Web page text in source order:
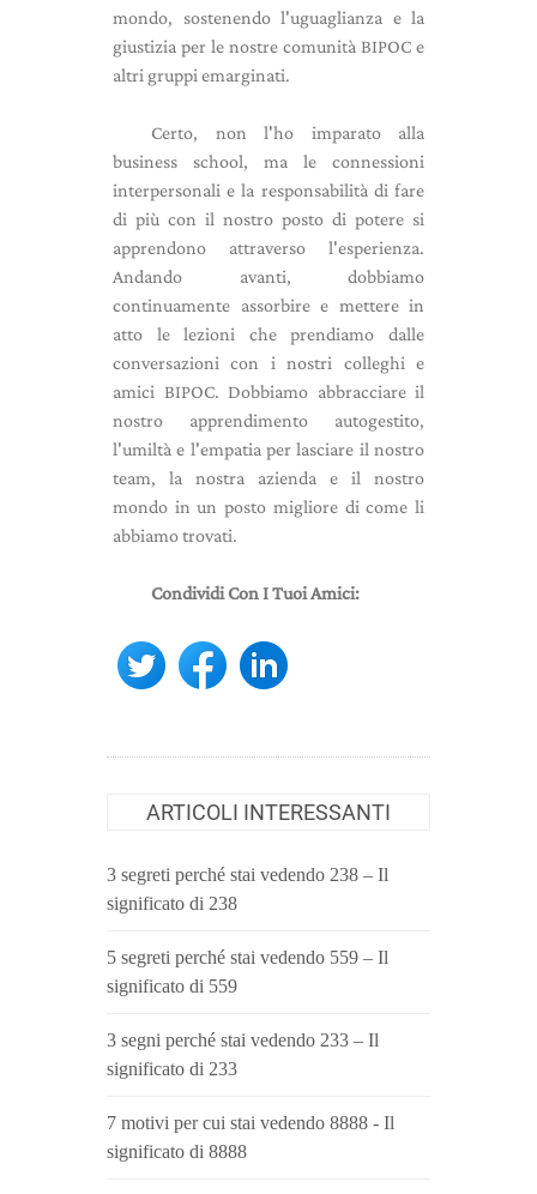
mondo, sostenendo l'uguaglianza e la
giustizia per le nostre comunità BIPOC e
altri gruppi emarginati.
Certo, non l'ho imparato alla
business school, ma le connessioni
interpersonali e la responsabilità di fare
di più con il nostro posto di potere si
apprendono attraverso l'esperienza.
Andando avanti, dobbiamo
continuamente assorbire e mettere in
atto le lezioni che prendiamo dalle
conversazioni con i nostri colleghi e
amici BIPOC. Dobbiamo abbracciare il
nostro apprendimento autogestito,
l'umiltà e l'empatia per lasciare il nostro
team, la nostra azienda e il nostro
mondo in un posto migliore di come li
abbiamo trovati.
Condividi Con I Tuoi Amici:
ARTICOLI INTERESSANTI
3 segreti perché stai vedendo 238 – Il
significato di 238
5 segreti perché stai vedendo 559 – Il
significato di 559
3 segni perché stai vedendo 233 – Il
significato di 233
7 motivi per cui stai vedendo 8888 - Il
significato di 8888